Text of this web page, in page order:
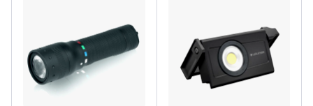
varianti.
Valikuid
saab